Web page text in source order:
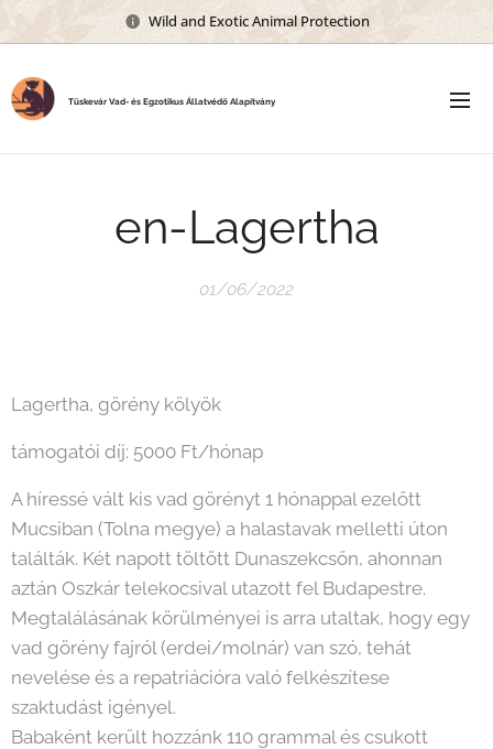
Wild and Exotic Animal Protection
Tüskevár Vad- és Egzotikus Állatvédő Alapítvány
en-Lagertha
01/06/2022
Lagertha, görény kölyök
támogatói díj: 5000 Ft/hónap
A híressé vált kis vad görényt 1 hónappal ezelőtt
Mucsiban (Tolna megye) a halastavak melletti úton
találták. Két napott töltött Dunaszekcsőn, ahonnan
aztán Oszkár telekocsival utazott fel Budapestre.
Megtalálásának körülményei is arra utaltak, hogy egy
vad görény fajról (erdei/molnár) van szó, tehát
nevelése és a repatriációra való felkészítese
szaktudást igényel.
Babaként került hozzánk 110 grammal és csukott